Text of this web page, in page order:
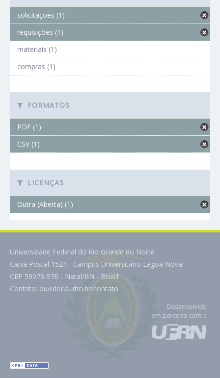
solicitações (1)
requisições (1)
materiais (1)
compras (1)
FORMATOS
PDF (1)
CSV (1)
LICENÇAS
Outra (Aberta) (1)
Universidade Federal do Rio Grande do Norte
Caixa Postal 1524 - Campus Universitário Lagoa Nova
CEP 59078-970 - Natal/RN - Brasil
Contato: ouvidoria.ufrn.br/contato